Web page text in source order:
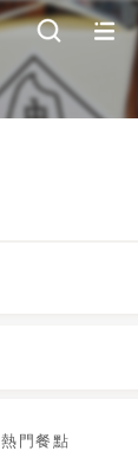
熱門餐點